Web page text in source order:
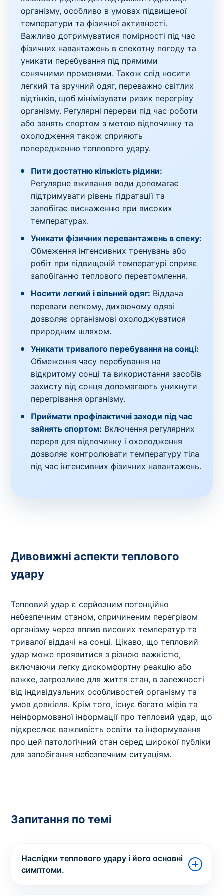
організму, особливо в умовах підвищеної
температури та фізичної активності.
Важливо дотримуватися помірності під час
фізичних навантажень в спекотну погоду та
уникати перебування під прямими
сонячними променями. Також слід носити
легкий та зручний одяг, переважно світлих
відтінків, щоб мінімізувати ризик перегріву
організму. Регулярні перерви під час роботи
або занять спортом з метою відпочинку та
охолодження також сприяють
попередженню теплового удару.
Пити достатню кількість рідини:
Регулярне вживання води допомагає
підтримувати рівень гідратації та
запобігає виснаженню при високих
температурах.
Уникати фізичних перевантажень в спеку:
Обмеження інтенсивних тренувань або
робіт при підвищеній температурі сприяє
запобіганню теплового перевтомлення.
Носити легкий і вільний одяг: Віддача
переваги легкому, дихаючому одязі
дозволяє організмові охолоджуватися
природним шляхом.
Уникати тривалого перебування на сонці:
Обмеження часу перебування на
відкритому сонці та використання засобів
захисту від сонця допомагають уникнути
перегрівання організму.
Приймати профілактичні заходи під час
зайнять спортом: Включення регулярних
перерв для відпочинку і охолодження
дозволяє контролювати температуру тіла
під час інтенсивних фізичних навантажень.
Дивовижні аспекти теплового
удару
Тепловий удар є серйозним потенційно
небезпечним станом, спричиненим перегрівом
організму через вплив високих температур та
тривалої віддачі на сонці. Цікаво, що тепловий
удар може проявитися з різною важкістю,
включаючи легку дискомфортну реакцію або
важке, загрозливе для життя стан, в залежності
від індивідуальних особливостей організму та
умов довкілля. Крім того, існує багато міфів та
неінформованої інформації про тепловий удар, що
підкреслює важливість освіти та інформування
про цей патологічний стан серед широкої публіки
для запобігання небезпечним ситуаціям.
Запитання по темі
Наслідки теплового удару і його основні
симптоми.